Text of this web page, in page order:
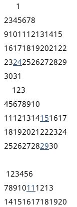
1
2345678
91011 12131415
161718192021 22
23242526272829
3031
1 23
45678910
11 121314151617
18192021 222324
252627282930
1 23456
7891011 1213
14151617181920